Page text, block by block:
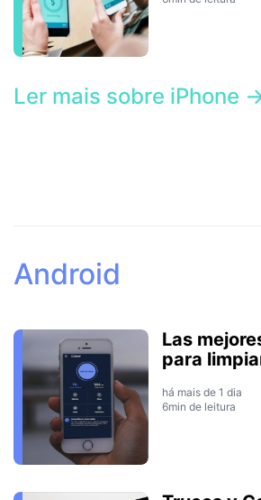
Ler mais sobre iPhone
Android
Las
para
há mais de 1 dia
6min de leitura